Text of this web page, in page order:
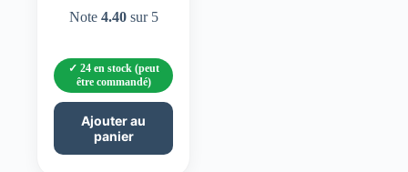
Note 4.40sur 5
24 en stock (peut
être commandé)
Ajouter au
panier